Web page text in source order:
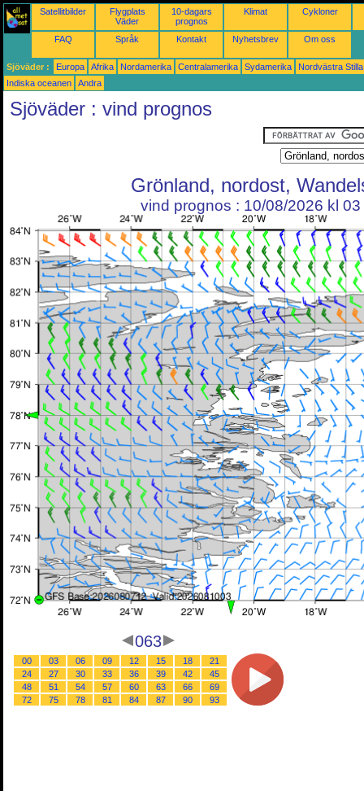
Satellitbilder
Flygplats
Väder
10-dagars
prognos
Klimat Cykloner
FAQ Språk Kontakt Nyhetsbrev Om oss
Sjöväder : Europa Afrika Nordamerika Centralamerika Sydamerika
Nordvästra
Indiska oceanen
Andra
Sjöväder : vind prognos
Grönland, nordost,
vind prognos : 10/08/2026 kl
063
00 03 06 09 12 15 18
21
24
27 30 33 36 39 42
45
48
51 54 57 60 63 66
69
72
75 78 81 84 87 90 93